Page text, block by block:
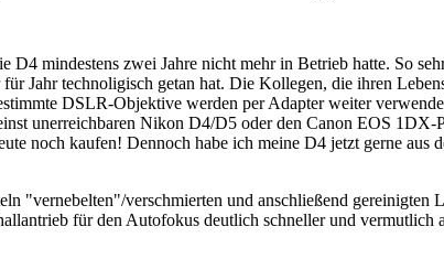
mindestens zwei Jahre nicht mehr in Betrieb hatte. So
Jahr technoligisch getan hat. Die Kollegen, die ihren
DSLR-Objektive werden per Adapter weiter
unerreichbaren Nikon D4/D5 oder den Canon EOS
noch kaufen! Dennoch habe ich meine D4 jetzt gerne aus
"vernebelten"/verschmierten und anschließend
für den Autofokus deutlich schneller und vermutlich